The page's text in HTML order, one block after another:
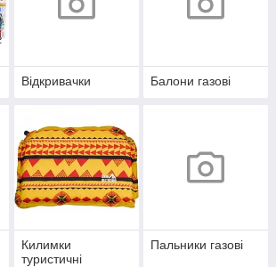
Відкривачки Балони газові
Килимки
туристичні
Пальники газові